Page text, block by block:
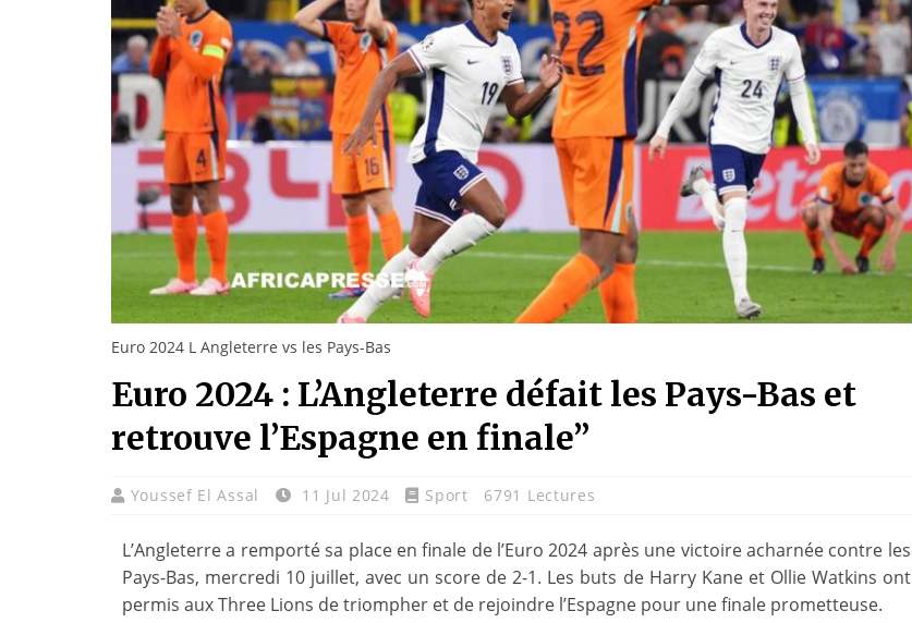
Euro 2024 L Angleterre vs les Pays-Bas
Euro 2024 : L’Angleterre défait les Pays-Bas et
retrouve l’Espagne en finale”
Youssef El Assal 11 Jul 2024 Sport 6791 Lectures
L’Angleterre a remporté sa place en finale de l’Euro 2024 après une victoire acharnée contre les
Pays-Bas, mercredi 10 juillet, avec un score de 2-1. Les buts de Harry Kane et Ollie Watkins ont
permis aux Three Lions de triompher et de rejoindre l’Espagne pour une finale prometteuse.